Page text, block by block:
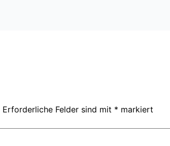
Erforderliche Felder sind mit * markiert